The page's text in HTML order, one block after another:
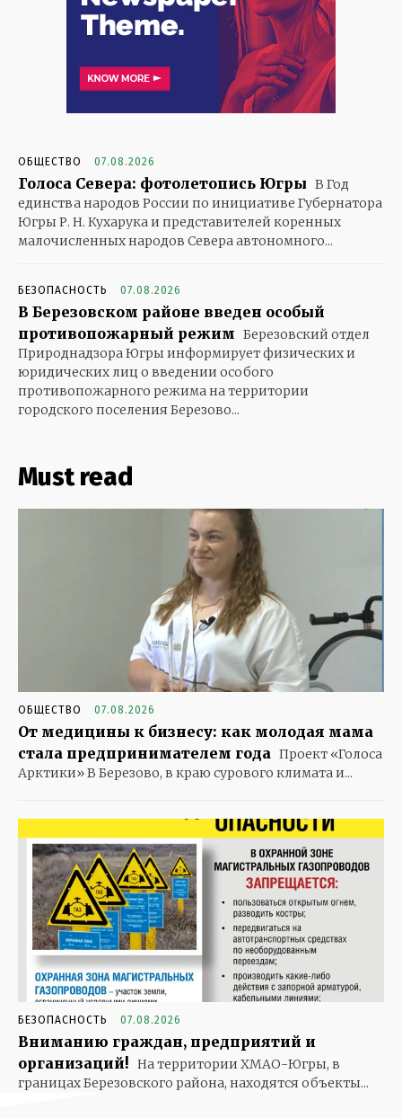
ОБЩЕСТВО 07.08.2026
Голоса Севера: фотолетопись Югры В Год
единства народов России по инициативе Губернатора
Югры Р. Н. Кухарука и представителей коренных
малочисленных народов Севера автономного...
БЕЗОПАСНОСТЬ 07.08.2026
В Березовском районе введен особый
противопожарный режим Березовский отдел
Природнадзора Югры информирует физических и
юридических лиц о введении особого
противопожарного режима на территории
городского поселения Березово...
Must read
ОБЩЕСТВО 07.08.2026
От медицины к бизнесу: как молодая мама
стала предпринимателем года Проект «Голоса
Арктики» В Березово, в краю сурового климата и...
БЕЗОПАСНОСТЬ 07.08.2026
Вниманию граждан, предприятий и
организаций! На территории ХМАО-Югры, в
границах Березовского района, находятся объекты...